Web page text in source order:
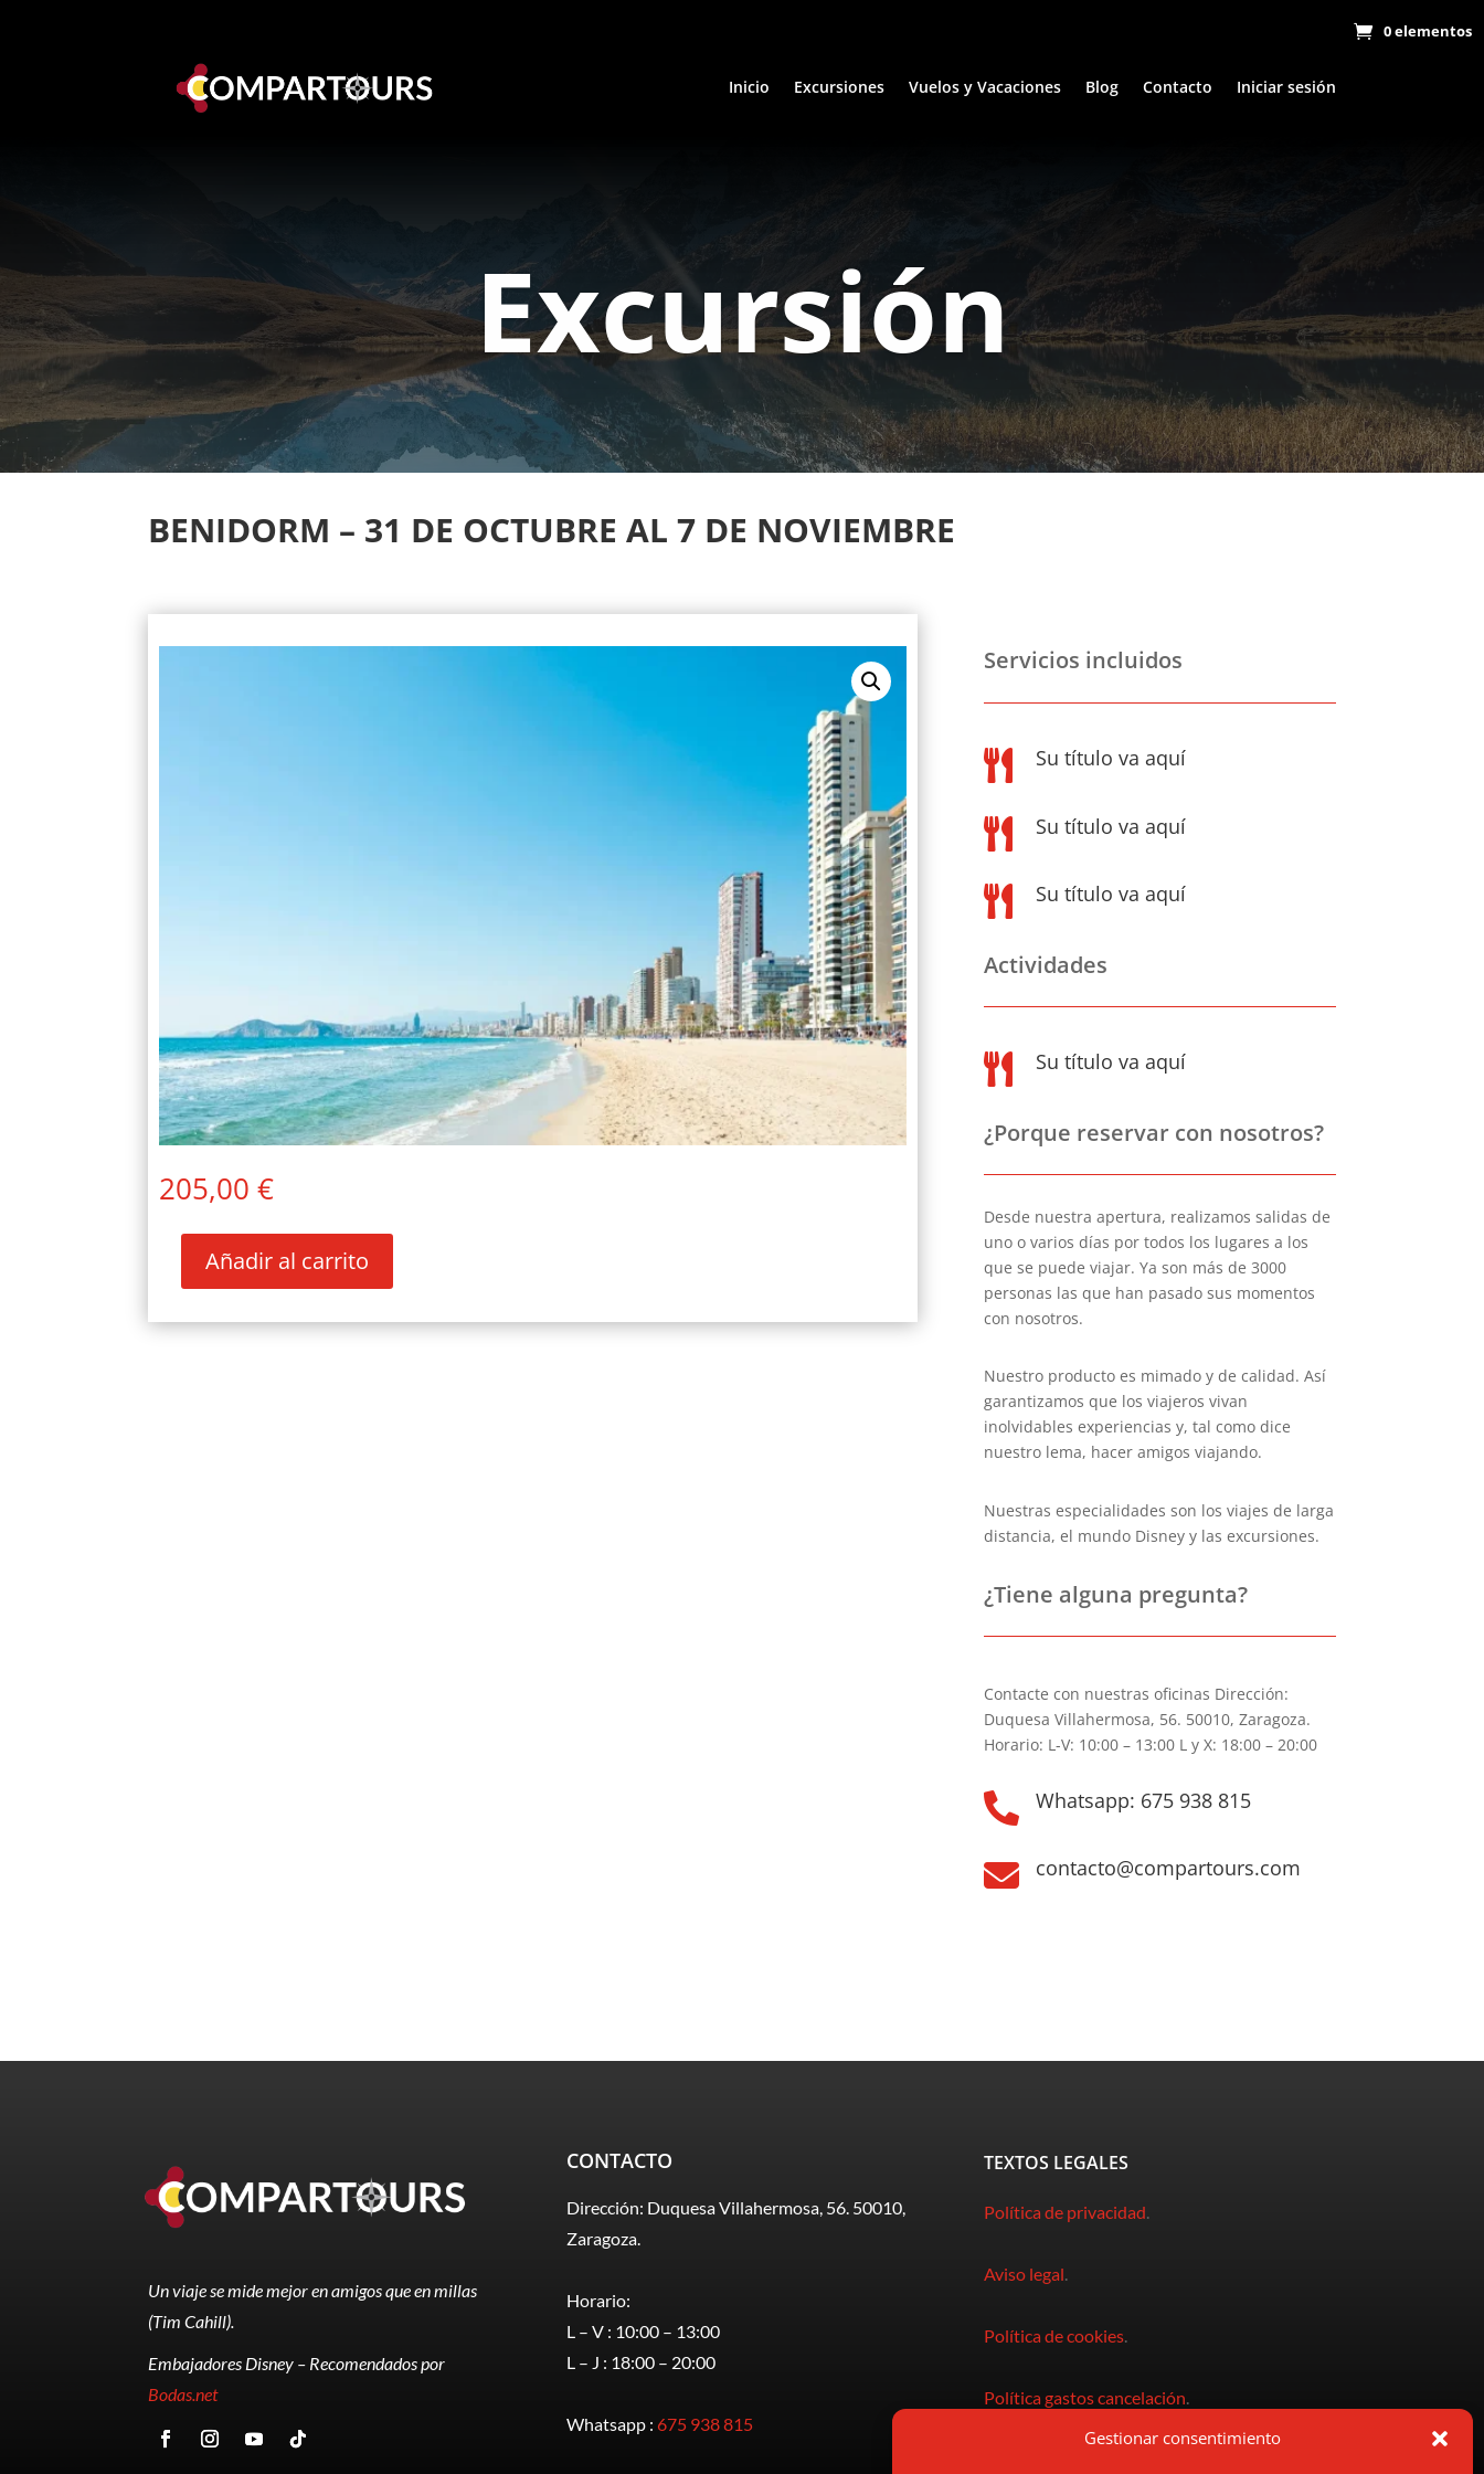
Gestionar consentimiento
0 elementos
Inicio Excursiones Vuelos y Vacaciones Blog Contacto Iniciar sesión
Excursión
BENIDORM – 31 DE OCTUBRE AL 7 DE NOVIEMBRE
205,00€
BENIDORM
31
Añadir al carrito
Servicios incluidos
 Su título va aquí
 Su título va aquí
 Su título va aquí
Actividades
 Su título va aquí
¿Porque reservar con nosotros?
Desde nuestra apertura, realizamos salidas de
uno o varios días por todos los lugares a los
que se puede viajar. Ya son más de 3000
personas las que han pasado sus momentos
con nosotros.
Nuestro producto es mimado y de calidad. Así
garantizamos que los viajeros vivan
inolvidables experiencias y, tal como dice
nuestro lema, hacer amigos viajando.
Nuestras especialidades son los viajes de larga
distancia, el mundo Disney y las excursiones.
¿Tiene alguna pregunta?
Contacte con nuestras oficinas Dirección:
Duquesa Villahermosa, 56. 50010, Zaragoza.
Horario: L-V: 10:00 – 13:00 L y X: 18:00 – 20:00
 Whatsapp: 675 938 815
 contacto@compartours.com
Un viaje se mide mejor en amigos que en millas
(Tim Cahill).
Embajadores Disney – Recomendados por
Bodas.net
CONTACTO
Dirección: Duquesa Villahermosa, 56. 50010,
Zaragoza.
Horario:
L – V : 10:00 – 13:00
L – J : 18:00 – 20:00
Whatsapp : 675 938 815
TEXTOS LEGALES
Política de privacidad.
Aviso legal.
Política de cookies.
Política gastos cancelación.